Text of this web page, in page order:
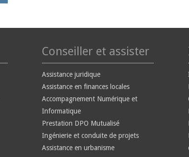
Conseiller et assister
Assistance juridique
Assistance en finances locales
Accompagnement Numérique et
Informatique
Prestation DPO Mutualisé
Ingénierie et conduite de projets
Assistance en urbanisme